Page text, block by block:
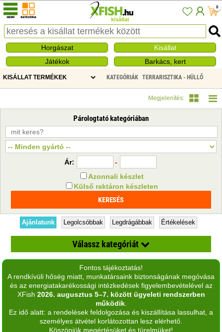
kisállat
0
Horgászat
Kisállat
Játékok
Barkács, kert
KATEGÓRIÁK TERRARISZTIKA - HÜLLŐ
Megjelenítés:
Párologtató kategóriában
Ár:
-
Azonnali készlet
Külső raktáron készleten
Ajánlatunk Legolcsóbbak Legdrágábbak Értékelések
Válassz kategóriát
Dekorációk
Eledel
Etetők, itatók
Felszerelés
Fontos tájékoztatás!
A rendkívüli hőség miatt, munkatársaink biztonságának megóvása
és az energiatakarékossági intézkedések figyelembevételével az
XFish 2026. augusztus 5–7. között ügyeleti rendszerben
működik.
Ez idő alatt: a rendelések feldolgozása és kiszállítása lassulhat, a
személyes átvétel korlátozottan lesz elérhető.
Köszönjük megértésüket és türelmüket!